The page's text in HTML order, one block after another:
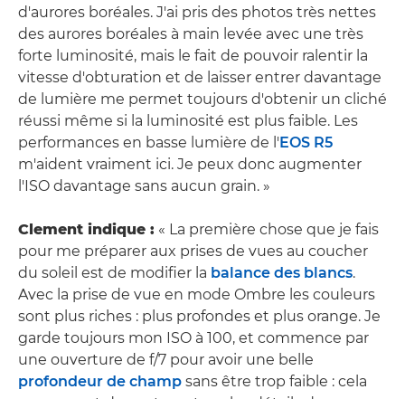
d'aurores boréales. J'ai pris des photos très nettes
des aurores boréales à main levée avec une très
forte luminosité, mais le fait de pouvoir ralentir la
vitesse d'obturation et de laisser entrer davantage
de lumière me permet toujours d'obtenir un cliché
réussi même si la luminosité est plus faible. Les
performances en basse lumière de l'EOS R5
m'aident vraiment ici. Je peux donc augmenter
l'ISO davantage sans aucun grain. »
Clement indique : « La première chose que je fais
pour me préparer aux prises de vues au coucher
du soleil est de modifier la balance des blancs.
Avec la prise de vue en mode Ombre les couleurs
sont plus riches : plus profondes et plus orange. Je
garde toujours mon ISO à 100, et commence par
une ouverture de f/7 pour avoir une belle
profondeur de champ sans être trop faible : cela